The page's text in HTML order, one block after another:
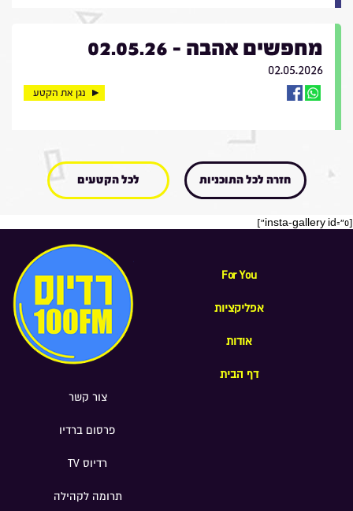
מחפשים אהבה - 02.05.26
02.05.2026
נגן את הקטע
חזרה לכל התוכניות לכל הקטעים
[insta-gallery id="0"]
For You
אפליקציות
אודות
דף הבית
צור קשר
פרסום ברדיו
רדיוס TV
תרומה לקהילה